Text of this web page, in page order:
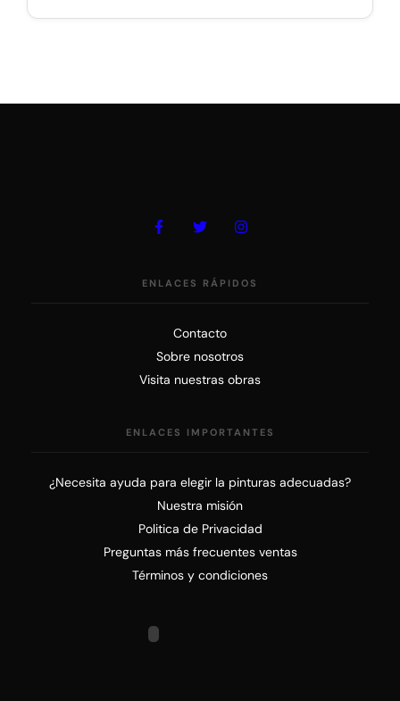
ENLACES RÁPIDOS
Contacto
Sobre nosotros
Visita nuestras obras
ENLACES IMPORTANTES
¿Necesita ayuda para elegir la pinturas adecuadas?
Nuestra misión
Politica de Privacidad
Preguntas más frecuentes ventas
Términos y condiciones